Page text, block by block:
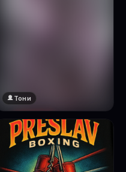
🔞 18+
Натисни за преглед
Тони